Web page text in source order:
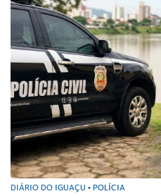
DIÁRIO DO IGUAÇU • POLÍCIA